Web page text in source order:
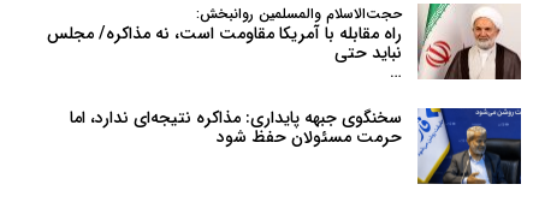
حجت‌الاسلام والمسلمین روانبخش:
راه مقابله با آمریکا مقاومت است، نه مذاکره/ مجلس
نباید حتی
…
سخنگوی جبهه پایداری: مذاکره نتیجه‌ای ندارد، اما
حرمت مسئولان حفظ شود